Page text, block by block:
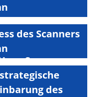
des Scanners
Scanner
des